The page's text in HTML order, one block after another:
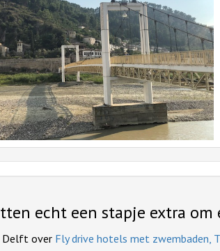
echt een stapje extra om
Delft over Fly drive hotels met zwembaden,